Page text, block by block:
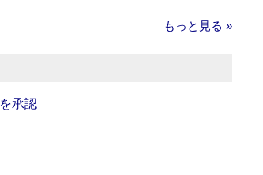
もっと見る »
承認